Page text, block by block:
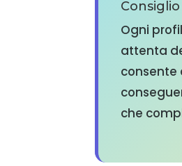
Ogni
attenta
consente
che